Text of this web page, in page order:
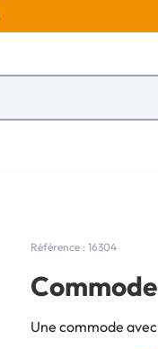
Référence : 16304
Une commode